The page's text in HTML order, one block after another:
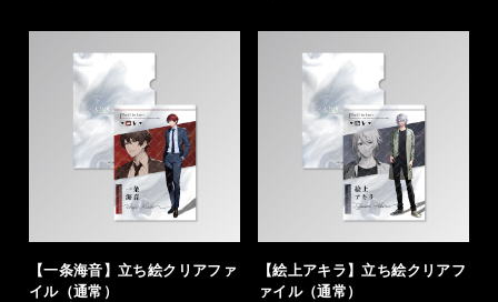
【一条海音】立ち絵クリアファ
イル（通常）
【絵上アキラ】立ち絵クリアフ
ァイル（通常）